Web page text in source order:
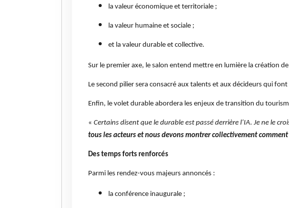
la valeur économique et territoriale ;
la valeur humaine et sociale ;
et la valeur durable et collective.
Sur le premier axe, le salon entend mettre en lumière la création
Le second pilier sera consacré aux talents et aux décideurs qui
Enfin, le volet durable abordera les enjeux de transition du
« Certains disent que le durable est passé derrière l’IA. Je ne le
tous les acteurs et nous devons montrer collectivement
Des temps forts renforcés
Parmi les rendez-vous majeurs annoncés :
la conférence inaugurale ;